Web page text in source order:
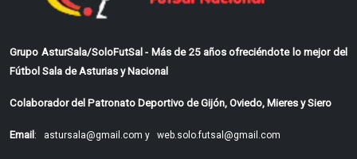
Grupo AsturSala/SoloFutSal - Más de 25 años ofreciéndote lo mejor del
Fútbol Sala de Asturias y Nacional
Colaborador del Patronato Deportivo de Gijón, Oviedo, Mieres y Siero
Email: astursala@gmail.com y web.solo.futsal@gmail.com